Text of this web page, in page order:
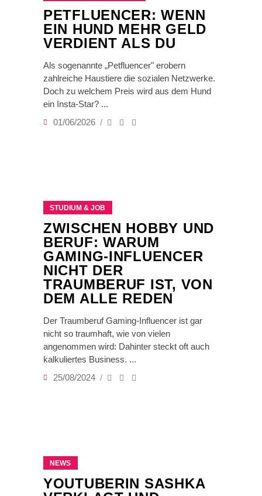
PETFLUENCER: WENN
EIN HUND MEHR GELD
VERDIENT ALS DU
Als sogenannte „Petfluencer" erobern
zahlreiche Haustiere die sozialen Netzwerke.
Doch zu welchem Preis wird aus dem Hund
ein Insta-Star?
01/06/2026
STUDIUM & JOB
ZWISCHEN HOBBY UND
BERUF: WARUM
GAMING-INFLUENCER
NICHT DER
TRAUMBERUF IST, VON
DEM ALLE REDEN
Der Traumberuf Gaming-Influencer ist gar
nicht so traumhaft, wie von vielen
angenommen wird: Dahinter steckt oft auch
kalkuliertes Business.
25/08/2024
NEWS
YOUTUBERIN SASHKA